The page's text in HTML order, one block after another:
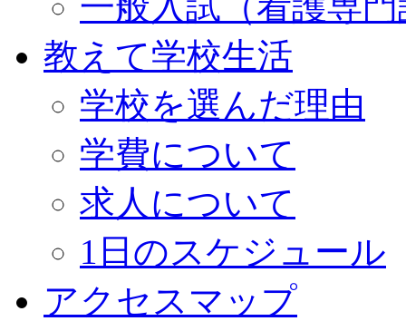
教えて学校生活
学校を選んだ理由
学費について
求人について
1日のスケジュール
アクセスマップ